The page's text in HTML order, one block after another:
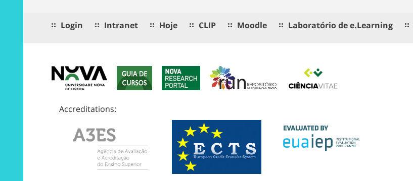
Login Intranet Hoje CLIP Moodle Laboratório de e.Learning
Accreditations: